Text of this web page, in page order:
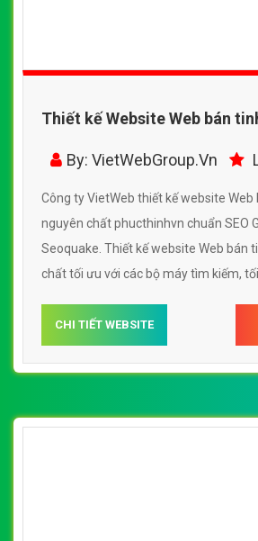
Thiết kế Website Web bán
chất - phucthinhvn
By: VietWebGroup.Vn
Công ty VietWeb thiết kế website Web
nguyên chất phucthinhvn chuẩn SEO
Seoquake. Thiết kế website Web bán
chất tối ưu với các bộ máy tìm kiếm,
lướt website Web bán tinh dầu
CHI TIẾT WEBSITE